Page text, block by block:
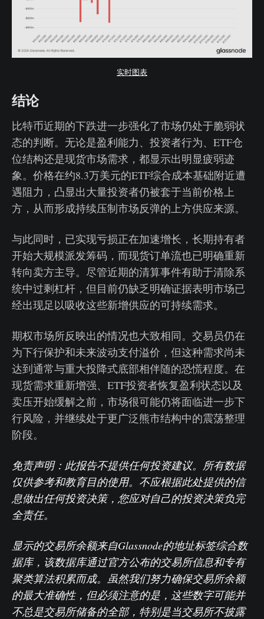
实时图表
结论
比特币近期的下跌进一步强化了市场仍处于脆弱状
态的判断。无论是盈利能力、投资者行为、ETF仓
位结构还是现货市场需求，都显示出明显疲弱迹
象。价格在约8.3万美元的ETF综合成本基础附近遭
遇阻力，凸显出大量投资者仍被套于当前价格上
方，从而形成持续压制市场反弹的上方供应来源。
与此同时，已实现亏损正在加速增长，长期持有者
开始大规模派发筹码，而现货订单流也已明确重新
转向卖方主导。尽管近期的清算事件有助于清除系
统中过剩杠杆，但目前仍缺乏明确证据表明市场已
经出现足以吸收这些新增供应的可持续需求。
期权市场所反映出的情况也大致相同。交易员仍在
为下行保护和未来波动支付溢价，但这种需求尚未
达到通常与重大投降式底部相伴随的恐慌程度。在
现货需求重新增强、ETF投资者恢复盈利状态以及
卖压开始缓解之前，市场很可能仍将面临进一步下
行风险，并继续处于更广泛熊市结构中的震荡整理
阶段。
免责声明：此报告不提供任何投资建议。所有数据
仅供参考和教育目的使用。不应根据此处提供的信
息做出任何投资决策，您应对自己的投资决策负完
全责任。
显示的交易所余额来自Glassnode的地址标签综合数
据库，该数据库通过官方公布的交易所信息和专有
聚类算法积累而成。虽然我们努力确保交易所余额
的最大准确性，但必须注意的是，这些数字可能并
不总是交易所储备的全部，特别是当交易所不披露